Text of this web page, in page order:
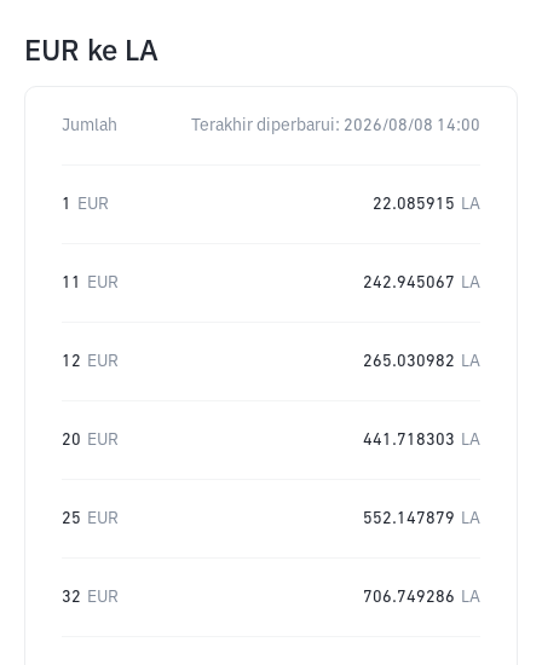
EUR ke LA
Jumlah Terakhir diperbarui: 2026/08/08 14:00
1 EUR 22.085915 LA
11 EUR 242.945067 LA
12 EUR 265.030982 LA
20 EUR 441.718303 LA
25 EUR 552.147879 LA
32 EUR 706.749286 LA